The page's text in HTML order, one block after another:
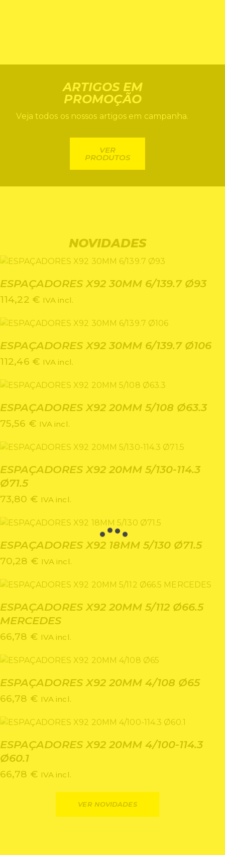
ARTIGOS EM
PROMOÇÃO
Veja todos os nossos artigos em campanha.
VER
PRODUTOS
NOVIDADES
ESPAÇADORES X92 30MM 6/139.7 Ø93
114,22 € IVA incl.
ESPAÇADORES X92 30MM 6/139.7 Ø106
112,46 € IVA incl.
ESPAÇADORES X92 20MM 5/108 Ø63.3
75,56 € IVA incl.
ESPAÇADORES X92 20MM 5/130-114.3
Ø71.5
73,80 € IVA incl.
ESPAÇADORES X92 18MM 5/130 Ø71.5
70,28 € IVA incl.
ESPAÇADORES X92 20MM 5/112 Ø66.5
MERCEDES
66,78 € IVA incl.
ESPAÇADORES X92 20MM 4/108 Ø65
66,78 € IVA incl.
ESPAÇADORES X92 20MM 4/100-114.3
Ø60.1
66,78 € IVA incl.
VER NOVIDADES